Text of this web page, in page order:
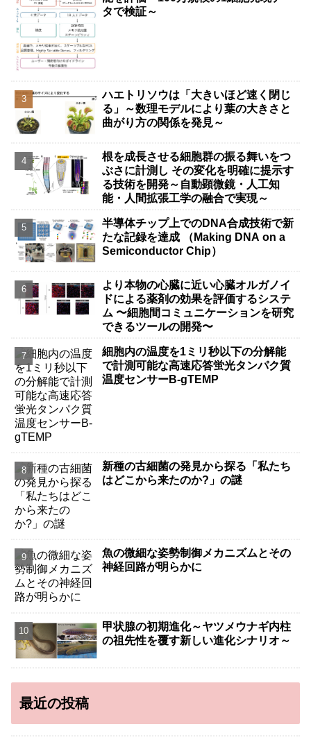
タで検証～
ハエトリソウは「大きいほど速く閉じ
る」～数理モデルにより葉の大きさと
曲がり方の関係を発見～
根を成長させる細胞群の振る舞いをつ
ぶさに計測し その変化を明確に提示す
る技術を開発～自動顕微鏡・人工知
能・人間拡張工学の融合で実現～
半導体チップ上でのDNA合成技術で新
たな記録を達成 （Making DNA on a
Semiconductor Chip）
より本物の心臓に近い心臓オルガノイ
ドによる薬剤の効果を評価するシステ
ム 〜細胞間コミュニケーションを研究
できるツールの開発〜
細胞内の温度を1ミリ秒以下の分解能
で計測可能な高速応答蛍光タンパク質
温度センサーB-gTEMP
新種の古細菌の発見から探る「私たち
はどこから来たのか?」の謎
魚の微細な姿勢制御メカニズムとその
神経回路が明らかに
甲状腺の初期進化～ヤツメウナギ内柱
の祖先性を覆す新しい進化シナリオ～
最近の投稿